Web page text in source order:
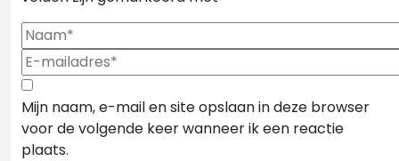
Mijn naam, e-mail en site opslaan in deze browser
voor de volgende keer wanneer ik een reactie
plaats.